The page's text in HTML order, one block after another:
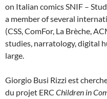
on Italian comics SNIF –
a member of several
(CSS, ComFor, La Brèche,
studies, narratology, digital
large.
Giorgio Busi Rizzi est
du projet ERC Children in